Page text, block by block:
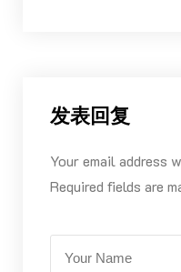
发表回复
Your email address
Required fields are